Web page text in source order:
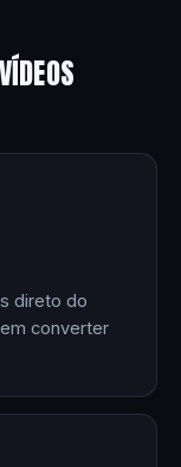
direto do
converter